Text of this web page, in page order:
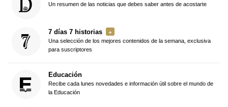
Un resumen de las noticias que debes saber antes de acostarte
7 días 7 historias
Una selección de los mejores contenidos de la semana, exclusiva
para suscriptores
Educación
Recibe cada lunes novedades e información útil sobre el mundo de
la Educación